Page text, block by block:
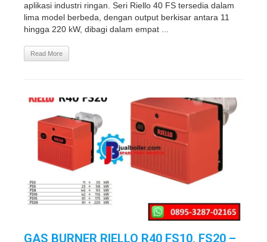
aplikasi industri ringan. Seri Riello 40 FS tersedia dalam
lima model berbeda, dengan output berkisar antara 11
hingga 220 kW, dibagi dalam empat ...
Read More
GAS BURNER RIELLO R40 FS10, FS20 –